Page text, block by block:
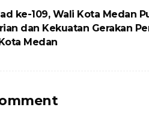
ke-109, Wali Kota Medan
dan Kekuatan Gerakan
Medan